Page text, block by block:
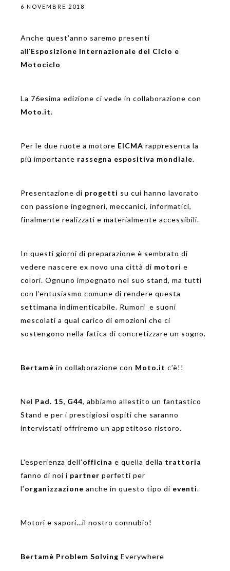
6 NOVEMBRE 2018
Anche quest’anno saremo presenti
all’Esposizione Internazionale del Ciclo e
Motociclo
La 76esima edizione ci vede in collaborazione con
Moto.it.
Per le due ruote a motore EICMA rappresenta la
più importante rassegna espositiva mondiale.
Presentazione di progetti su cui hanno lavorato
con passione ingegneri, meccanici, informatici,
finalmente realizzati e materialmente accessibili.
In questi giorni di preparazione è sembrato di
vedere nascere ex novo una città di motori e
colori. Ognuno impegnato nel suo stand, ma tutti
con l’entusiasmo comune di rendere questa
settimana indimenticabile. Rumori e suoni
mescolati a qual carico di emozioni che ci
sostengono nella fatica di concretizzare un sogno.
Bertamè in collaborazione con Moto.it c’è!!
Nel Pad. 15, G44, abbiamo allestito un fantastico
Stand e per i prestigiosi ospiti che saranno
intervistati offriremo un appetitoso ristoro.
L’esperienza dell’officina e quella della trattoria
fanno di noi i partner perfetti per
l’organizzazione anche in questo tipo di eventi.
Motori e sapori…il nostro connubio!
Bertamè Problem Solving Everywhere